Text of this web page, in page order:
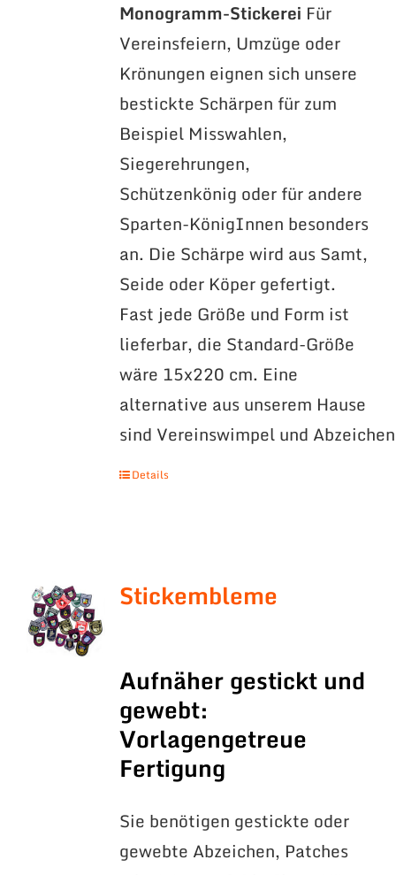
Monogramm-Stickerei Für
Vereinsfeiern, Umzüge oder
Krönungen eignen sich unsere
bestickte Schärpen für zum
Beispiel Misswahlen,
Siegerehrungen,
Schützenkönig oder für andere
Sparten-KönigInnen besonders
an. Die Schärpe wird aus Samt,
Seide oder Köper gefertigt.
Fast jede Größe und Form ist
lieferbar, die Standard-Größe
wäre 15x220 cm. Eine
alternative aus unserem Hause
sind Vereinswimpel und
Details
Stickembleme
Aufnäher gestickt und
gewebt:
Vorlagengetreue
Fertigung
Sie benötigen gestickte oder
gewebte Abzeichen, Patches